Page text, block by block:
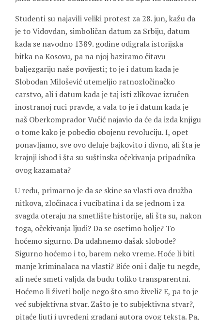
Studenti su najavili veliki protest za 28. jun, kažu da
je to Vidovdan, simboličan datum za Srbiju, datum
kada se navodno 1389. godine odigrala istorijska
bitka na Kosovu, pa na njoj baziramo čitavu
baljezgariju naše povijesti; to je i datum kada je
Slobodan Milošević utemeljio ratnozločinačko
carstvo, ali i datum kada je taj isti zlikovac izručen
inostranoj ruci pravde, a vala to je i datum kada je
naš Oberkomprador Vučić najavio da će da izda knjigu
o tome kako je pobedio obojenu revoluciju. I, opet
ponavljamo, sve ovo deluje bajkovito i divno, ali šta je
krajnji ishod i šta su suštinska očekivanja pripadnika
ovog kazamata?
U redu, primarno je da se skine sa vlasti ova družba
nitkova, zločinaca i vucibatina i da se jednom i za
svagda oteraju na smetlište historije, ali šta su, nakon
toga, očekivanja ljudi? Da se osetimo bolje? To
hoćemo sigurno. Da udahnemo dašak slobode?
Sigurno hoćemo i to, barem neko vreme. Hoće li biti
manje kriminalaca na vlasti? Biće oni i dalje tu negde,
ali neće smeti valjda da budu toliko transparentni.
Hoćemo li živeti bolje nego što smo živeli? E, pa to je
već subjektivna stvar. Zašto je to subjektivna stvar?,
pitaće ljuti i uvređeni građani autora ovog teksta. Pa,